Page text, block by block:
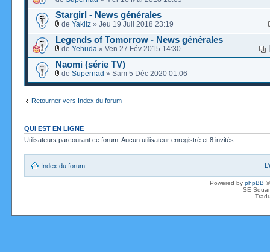
Stargirl - News générales
de Yakiiz » Jeu 19 Juil 2018 23:19
Legends of Tomorrow - News générales
de Yehuda » Ven 27 Fév 2015 14:30
Naomi (série TV)
de Supernad » Sam 5 Déc 2020 01:06
Retourner vers Index du forum
QUI EST EN LIGNE
Utilisateurs parcourant ce forum: Aucun utilisateur enregistré et 8 invités
Index du forum
Powered by phpBB
SE